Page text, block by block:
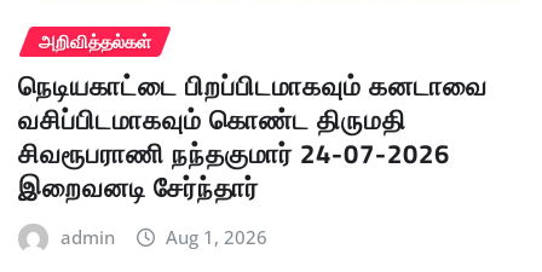
அறிவித்தல்கள்
நெடியகாட்டை பிறப்பிடமாகவும் கனடாவை
வசிப்பிடமாகவும் கொண்ட திருமதி
சிவரூபராணி நந்தகுமார் 24-07-2026
இறைவனடி சேர்ந்தார்
admin Aug 1, 2026